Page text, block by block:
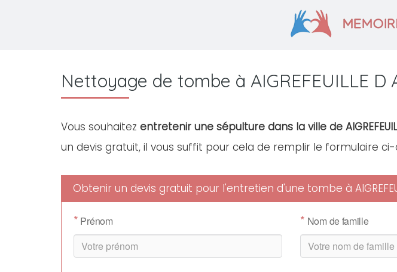
Nettoyage de tombe à AIGREFEUILLE D
Vous souhaitez entretenir une sépulture dans la ville de
un devis gratuit, il vous suffit pour cela de remplir le formulaire ci-
Obtenir un devis gratuit pour l'entretien d'une tombe à
* Prénom * Nom de famille